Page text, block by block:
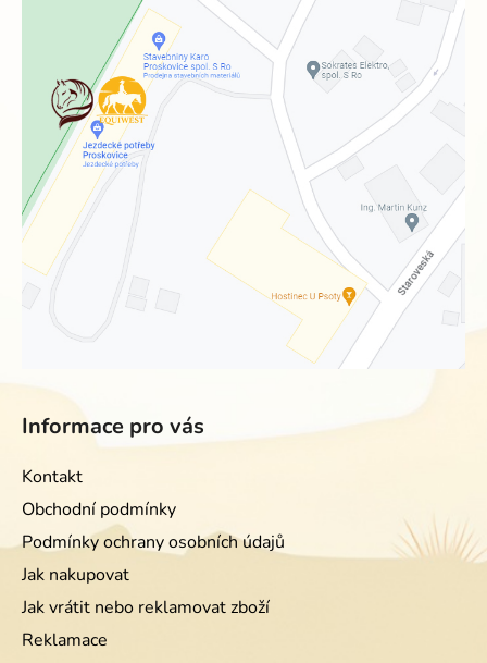
Informace pro vás
Kontakt
Obchodní podmínky
Podmínky ochrany osobních údajů
Jak nakupovat
Jak vrátit nebo reklamovat zboží
Reklamace